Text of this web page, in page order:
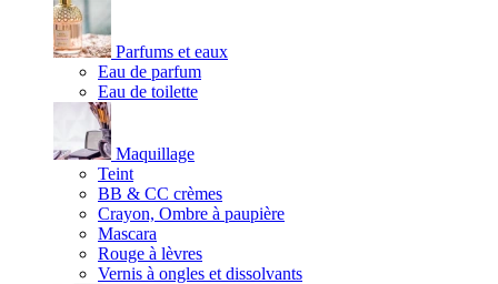
Parfums et eaux
Eau de parfum
Eau de toilette
Maquillage
Teint
BB & CC crèmes
Crayon, Ombre à paupière
Mascara
Rouge à lèvres
Vernis à ongles et dissolvants